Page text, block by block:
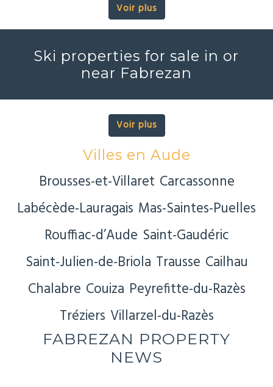
Voir plus
Ski properties for sale in or
near Fabrezan
Voir plus
Villes en Aude
Brousses-et-Villaret Carcassonne
Labécède-Lauragais Mas-Saintes-Puelles
Rouffiac-d’Aude Saint-Gaudéric
Saint-Julien-de-Briola Trausse Cailhau
Chalabre Couiza Peyrefitte-du-Razès
Tréziers Villarzel-du-Razès
FABREZAN PROPERTY
NEWS